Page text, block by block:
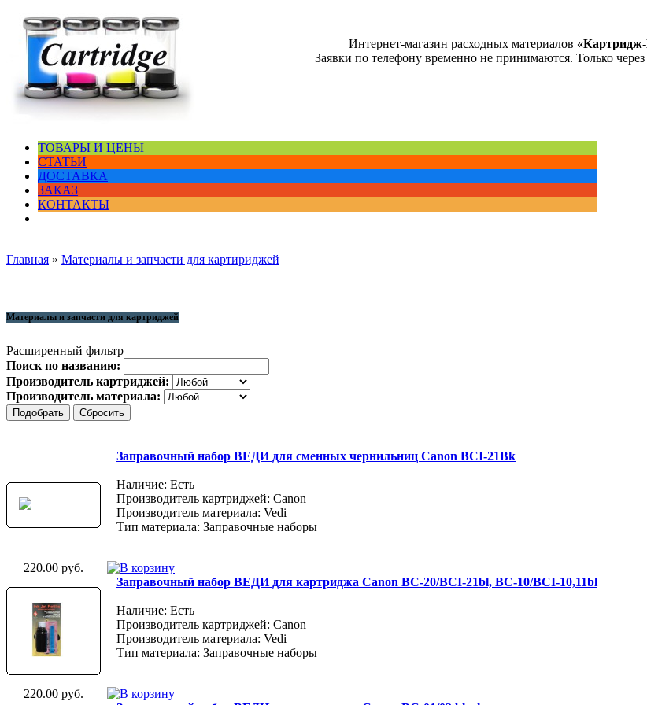
Интернет-магазин расходных материалов
Заявки по телефону временно не принимаются. Только через
ТОВАРЫ И ЦЕНЫ
СТАТЬИ
ДОСТАВКА
ЗАКАЗ
КОНТАКТЫ
Главная » Материалы и запчасти для картириджей
Материалы и запчасти для картриджей
Расширенный фильтр
Поиск по названию:
Производитель картриджей:
Производитель материала:
Заправочный набор ВЕДИ для сменных чернильниц Canon BCI-21Bk
Наличие: Есть
Производитель картриджей: Canon
Производитель материала: Vedi
Тип материала: Заправочные наборы
220.00 руб.
Заправочный набор ВЕДИ для картриджа Canon BC-20/BCI-21bl, BC-10/BCI-10,11bl
Наличие: Есть
Производитель картриджей: Canon
Производитель материала: Vedi
Тип материала: Заправочные наборы
220.00 руб.